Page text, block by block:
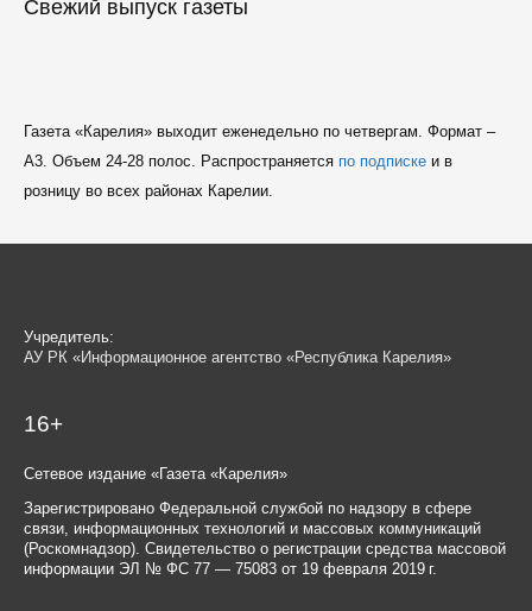
Свежий выпуск газеты
Газета «Карелия» выходит еженедельно по четвергам. Формат –
A3. Объем 24-28 полос. Распространяется по подпискеи в
розницу во всех районах Карелии.
Учредитель:
АУ РК «Информационное агентство «Республика Карелия»
16+
Сетевое издание «Газета «Карелия»
Зарегистрировано Федеральной службой по надзору в сфере
связи, информационных технологий и массовых коммуникаций
(Роскомнадзор). Свидетельство о регистрации средства массовой
информации ЭЛ № ФС 77 — 75083 от 19 февраля 2019 г.